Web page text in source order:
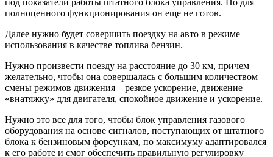
полноценного функционирования он еще не готов.
Далее нужно будет совершить поездку на авто в режиме
использования в качестве топлива бензин.
Нужно произвести поезду на расстояние до 30 км, причем
желательно, чтобы она совершалась с большим количеством
смены режимов движения – резкое ускорение, движение
«внатяжку» для двигателя, спокойное движение и ускорение.
Нужно это все для того, чтобы блок управления газового
оборудования на основе сигналов, поступающих от штатного
блока к бензиновым форсункам, по максимуму адаптировался
к его работе и смог обеспечить правильную регулировку